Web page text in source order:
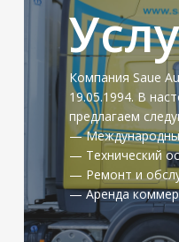
Компания Saue
19.05.1994. В
предлагаем
—
— Технический
— Ремонт и
— Аренда